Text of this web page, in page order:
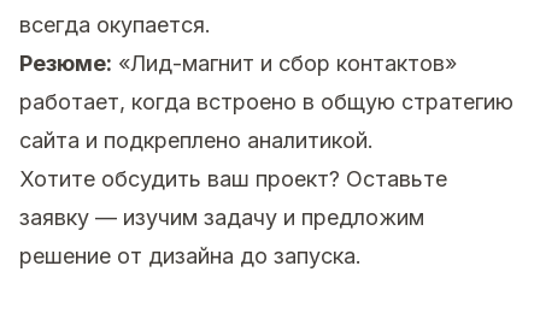
всегда окупается.
Резюме: «Лид-магнит и сбор контактов»
работает, когда встроено в общую стратегию
сайта и подкреплено аналитикой.
Хотите обсудить ваш проект? Оставьте
заявку — изучим задачу и предложим
решение от дизайна до запуска.